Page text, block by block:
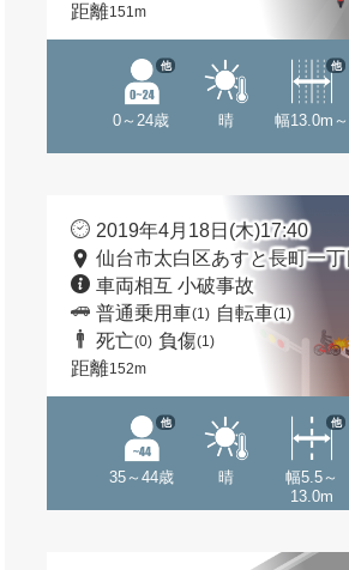
距離151m
0～24歳
他
晴 幅13.0m～
他
2019年4月18日(木)17:40
仙台市太白区あすと長町一
車両相互 小破事故
普通乗用車(1) 自転車(1)
死亡(0) 負傷(1)
距離152m
35～44歳
他
晴
幅5.5～
13.0m
他